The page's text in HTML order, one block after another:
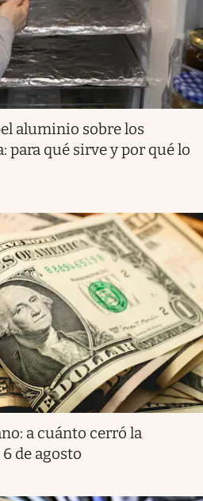
aluminio sobre los
para qué sirve y por qué lo
a cuánto cerró la
de agosto